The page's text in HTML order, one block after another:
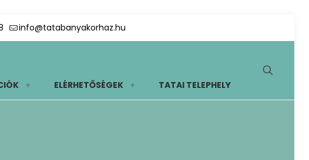
info@tatabanyakorhaz.hu
ELÉRHETŐSÉGEK TATAI TELEPHELY